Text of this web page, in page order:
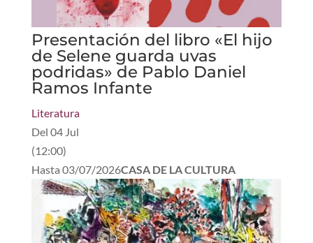
Presentación del libro «El hijo
de Selene guarda uvas
podridas» de Pablo Daniel
Ramos Infante
Literatura
Del 04 Jul
(12:00)
Hasta 03/07/2026CASA DE LA CULTURA